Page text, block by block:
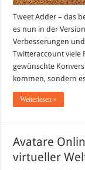
Tweet Adder – das
es nun in der
Verbesserungen
Twitteraccount viele
gewünschte
kommen, sondern
Weiterlesen »
Avatare
virtueller